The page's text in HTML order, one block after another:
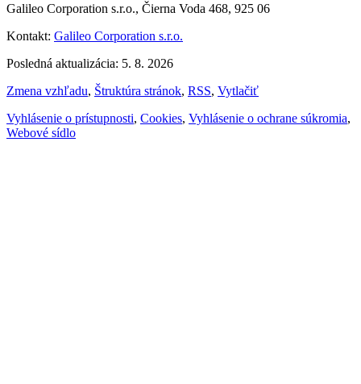
Galileo Corporation s.r.o., Čierna Voda 468, 925 06
Kontakt: Galileo Corporation s.r.o.
Posledná aktualizácia: 5. 8. 2026
Zmena vzhľadu, Štruktúra stránok, RSS, Vytlačiť
Vyhlásenie o prístupnosti, Cookies, Vyhlásenie o ochrane súkromia,
Webové sídlo